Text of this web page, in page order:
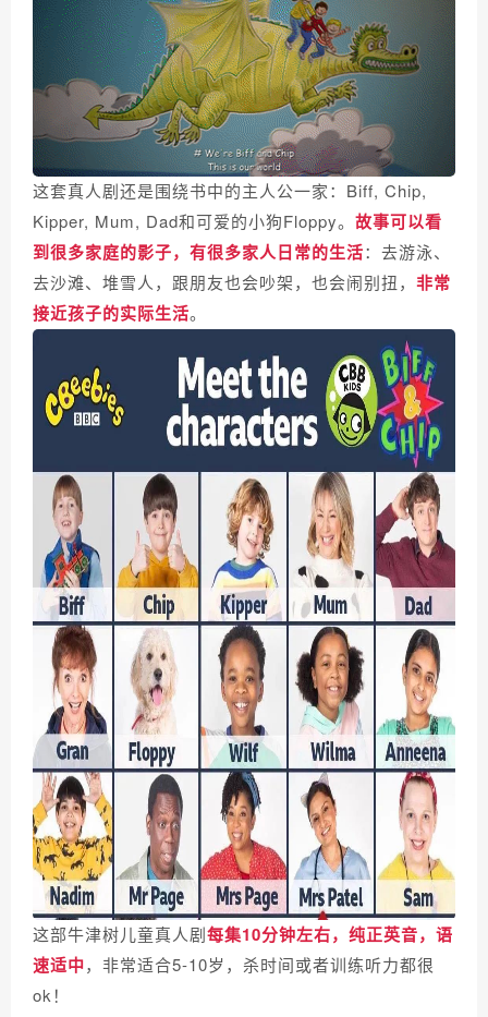
这套真人剧还是围绕书中的主人公一家：Biff, Chip,
Kipper, Mum, Dad和可爱的小狗Floppy。 故事可以看
到很多家庭的影子，有很多家人日常的生活：去游泳、
去沙滩、堆雪人，跟朋友也会吵架，也会闹别扭， 非常
接近孩子的实际生活。
这部牛津树儿童真人剧每集10分钟左右，纯正英音，语
速适中，非常适合5-10岁，杀时间或者训练听力都很
ok！